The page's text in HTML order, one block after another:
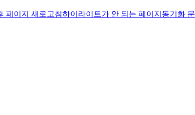
페이지 새로고침하이라이트가 안 되는 페이지 동기화